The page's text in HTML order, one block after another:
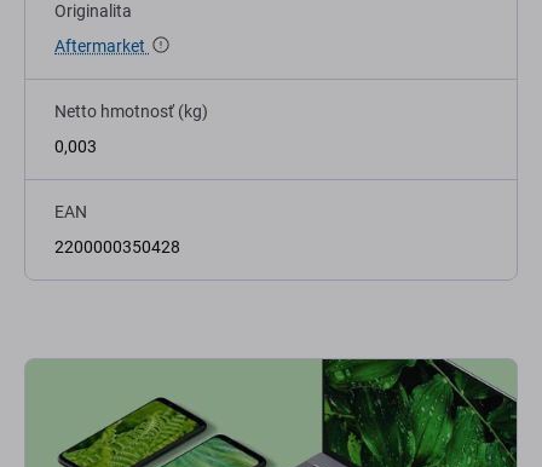
Originalita
Aftermarket
Netto hmotnosť (kg)
0,003
EAN
2200000350428